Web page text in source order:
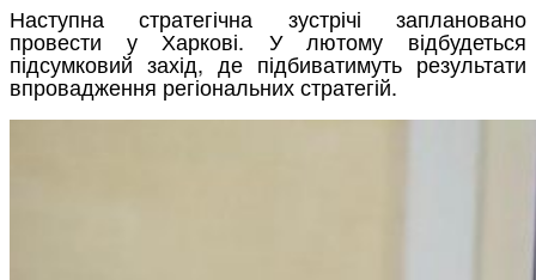
Наступна стратегічна зустрічі заплановано
провести у Харкові. У лютому відбудеться
підсумковий захід, де підбиватимуть результати
впровадження регіональних стратегій.